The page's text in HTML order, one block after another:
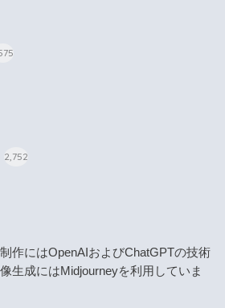
2,752
作にはOpenAIおよびChatGPTの技術
生成にはMidjourneyを利用していま